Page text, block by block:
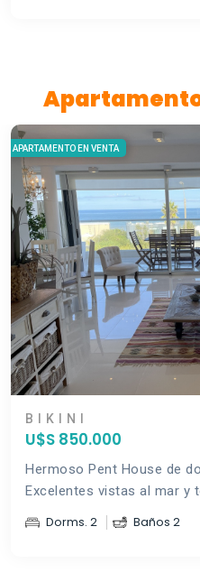
APARTAMENTO EN VENTA
BIKINI
U$S 850.000
Hermoso Pent House de
Excelentes vistas al mar y
Dorms. 2 Baños 2